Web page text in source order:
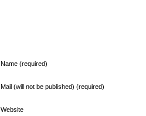
Name (required)
Mail (will not be published) (required)
Website